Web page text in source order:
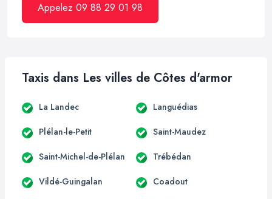
Appelez 09 88 29 01 98
Taxis dans Les villes de Côtes d'armor
La Landec Languédias
Plélan-le-Petit Saint-Maudez
Saint-Michel-de-Plélan Trébédan
Vildé-Guingalan Coadout